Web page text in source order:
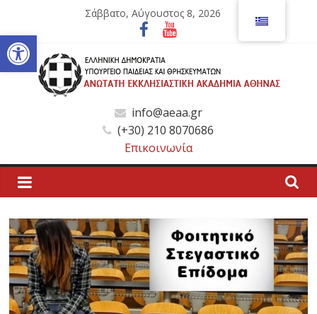
Ανοίξτε τη γραμμή εργαλείων
περιεχόμενο
Σάββατο, Αύγουστος 8, 2026
Ανώτατη
Εκκλησιαστική
Ακαδημία
Αθηνών
Ανώτατη
Εκκλησιαστική
Ακαδημία
info@aeaa.gr
(+30) 210 8070686
Επικοινωνία